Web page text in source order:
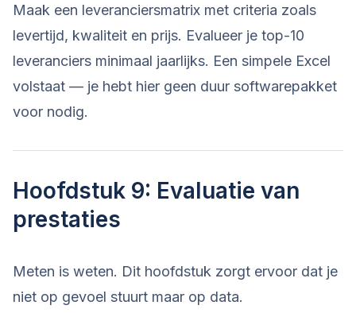
Maak een leveranciersmatrix met criteria zoals
levertijd, kwaliteit en prijs. Evalueer je top-10
leveranciers minimaal jaarlijks. Een simpele Excel
volstaat — je hebt hier geen duur softwarepakket
voor nodig.
Hoofdstuk 9: Evaluatie van
prestaties
Meten is weten. Dit hoofdstuk zorgt ervoor dat je
niet op gevoel stuurt maar op data.